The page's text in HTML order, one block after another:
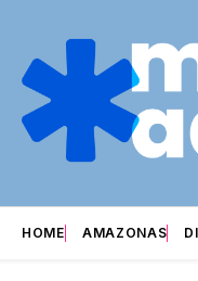
HOME AMAZONAS